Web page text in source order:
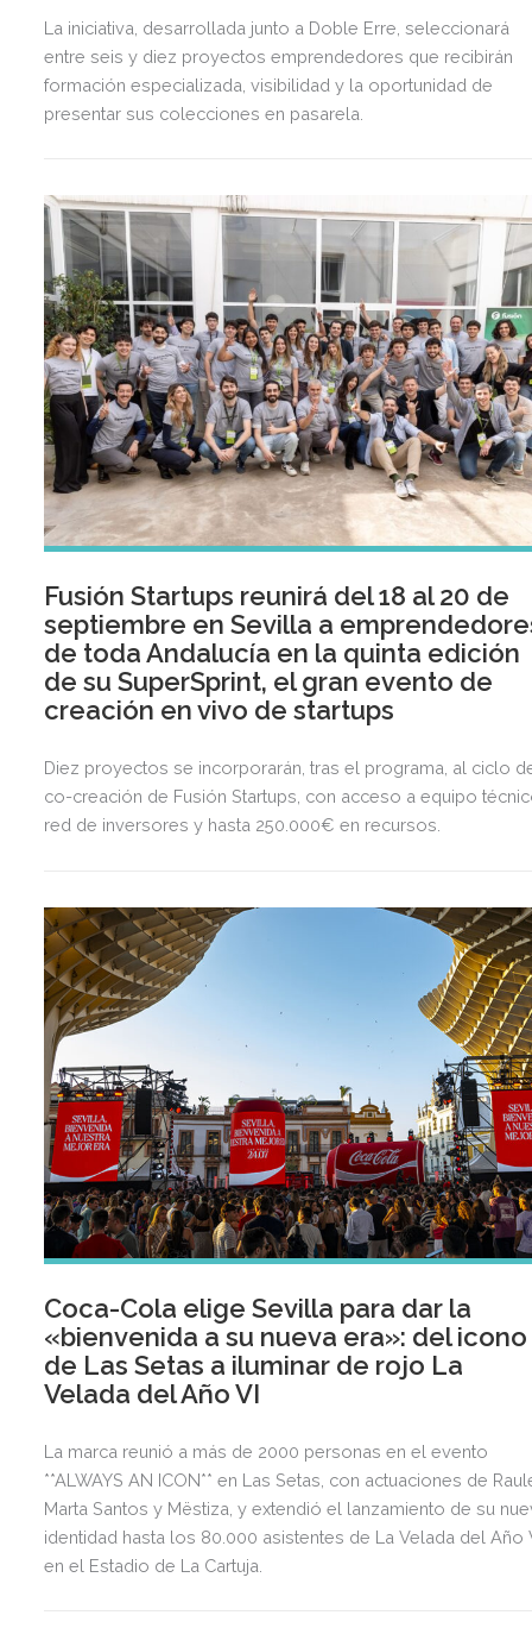
La iniciativa, desarrollada junto a Doble Erre, seleccionará
entre seis y diez proyectos emprendedores que recibirán
formación especializada, visibilidad y la oportunidad de
presentar sus colecciones en pasarela.
Fusión Startups reunirá del 18 al 20 de
septiembre en Sevilla a
de toda Andalucía en la quinta edición
de su SuperSprint, el gran evento de
creación en vivo de startups
Diez proyectos se incorporarán, tras el programa, al ciclo
co-creación de Fusión Startups, con acceso a equipo
red de inversores y hasta 250.000€ en recursos.
Coca-Cola elige Sevilla para dar la
«bienvenida a su nueva era»: del icono
de Las Setas a iluminar de rojo La
Velada del Año VI
La marca reunió a más de 2000 personas en el evento
**ALWAYS AN ICON** en Las Setas, con actuaciones de
Marta Santos y Mëstiza, y extendió el lanzamiento de su
identidad hasta los 80.000 asistentes de La Velada del Año
en el Estadio de La Cartuja.